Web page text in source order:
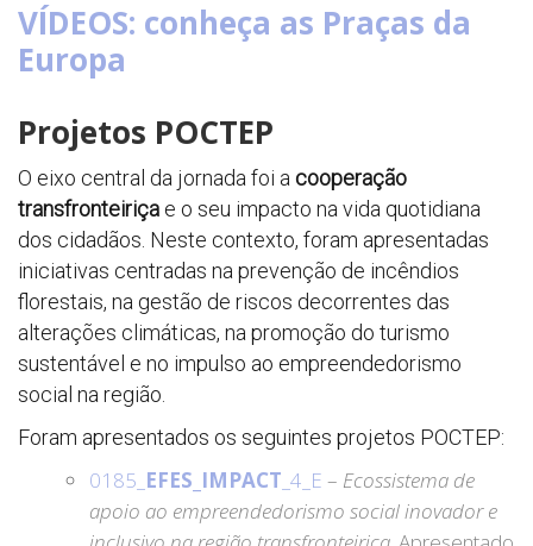
VÍDEOS: conheça as Praças da
Europa
Projetos POCTEP
O eixo central da jornada foi a cooperação
transfronteiriçae o seu impacto na vida quotidiana
dos cidadãos. Neste contexto, foram apresentadas
iniciativas centradas na prevenção de incêndios
florestais, na gestão de riscos decorrentes das
alterações climáticas, na promoção do turismo
sustentável e no impulso ao empreendedorismo
social na região.
Foram apresentados os seguintes projetos POCTEP:
0185_ EFES_IMPACT _4_E – Ecossistema de
apoio ao empreendedorismo social inovador e